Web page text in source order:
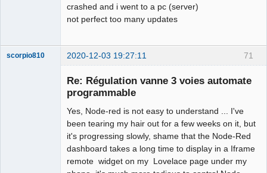
crashed and i went to a pc (server)
not perfect too many updates
71
scorpio810 2020-12-03 19:27:11
Re: Régulation vanne 3 voies automate
programmable
Yes, Node-red is not easy to understand ... I've
been tearing my hair out for a few weeks on it, but
it's progressing slowly, shame that the Node-Red
dashboard takes a long time to display in a Iframe
remote widget on my Lovelace page under my